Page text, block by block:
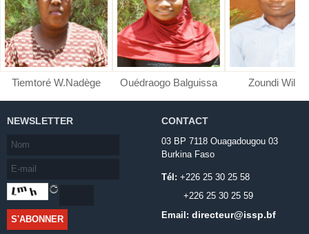
Tiemtoré W.Nadège Ouédraogo Balguissa Zoundi
NEWSLETTER CONTACT
03 BP 7118 Ouagadougou 03
Burkina Faso
Tél: +226 25 30 25 58
+226 25 30 25 59
Email: directeur@issp.bf